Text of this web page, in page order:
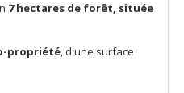
7 hectares de forêt, située
propriété, d'une surface